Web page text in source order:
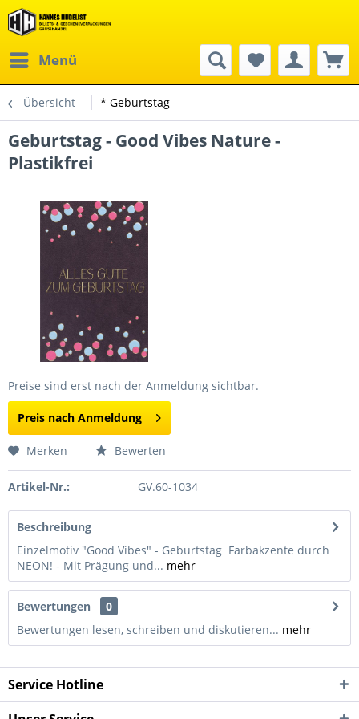
Menü
Übersicht * Geburtstag
Geburtstag - Good Vibes Nature -
Plastikfrei
Preise sind erst nach der Anmeldung sichtbar.
Preis nach Anmeldung
Merken Bewerten
Artikel-Nr.: GV.60-1034
Beschreibung
Einzelmotiv "Good Vibes" - Geburtstag Farbakzente durch
NEON! - Mit Prägung und... mehr
Bewertungen
0
Bewertungen lesen, schreiben und diskutieren... mehr
Service Hotline